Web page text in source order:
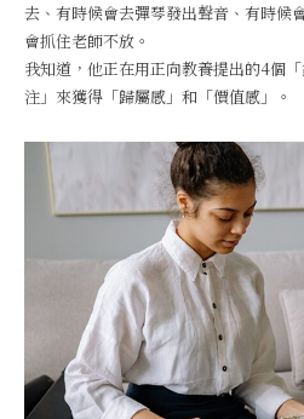
去、有時候會去彈琴發出聲音、有時候
會抓住老師不放。
我知道，他正在用正向教養提出的4個
注」來獲得「歸屬感」和「價值感」。